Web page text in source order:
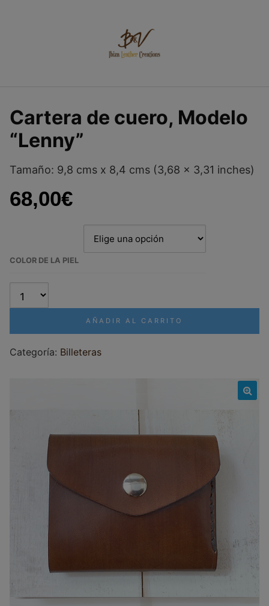
Cartera de cuero, Modelo
“Lenny”
Tamaño: 9,8 cms x 8,4 cms (3,68 x 3,31 inches)
68,00€
COLOR DE LA PIEL
AÑADIR AL CARRITO
Categoría: Billeteras